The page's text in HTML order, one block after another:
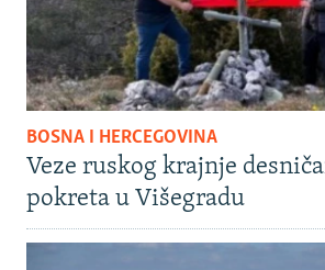
BOSNA I HERCEGOVINA
Veze ruskog krajnje
pokreta u Višegradu